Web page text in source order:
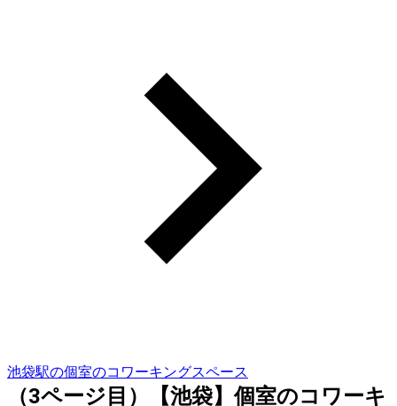
池袋駅の個室のコワーキングスペース
（3ページ目）【池袋】個室のコワーキ